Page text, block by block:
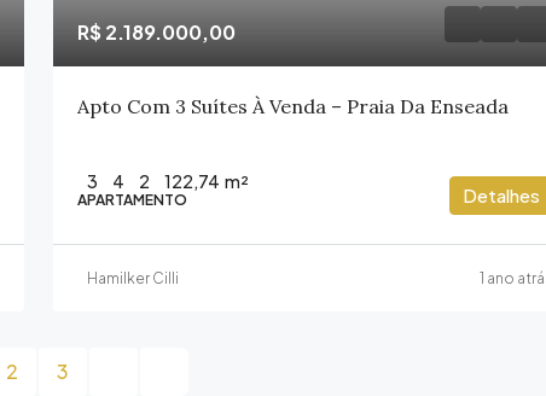
R$ 2.189.000,00
Apto Com 3 Suítes À Venda – Praia Da Enseada
3 4 2 122,74 m²
APARTAMENTO Detalhes
Hamilker Cilli 1 ano
2 3